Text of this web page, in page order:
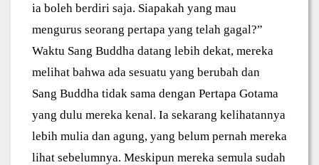
ia boleh berdiri saja. Siapakah yang mau
mengurus seorang pertapa yang telah gagal?”
Waktu Sang Buddha datang lebih dekat, mereka
melihat bahwa ada sesuatu yang berubah dan
Sang Buddha tidak sama dengan Pertapa Gotama
yang dulu mereka kenal. Ia sekarang kelihatannya
lebih mulia dan agung, yang belum pernah mereka
lihat sebelumnya. Meskipun mereka semula sudah